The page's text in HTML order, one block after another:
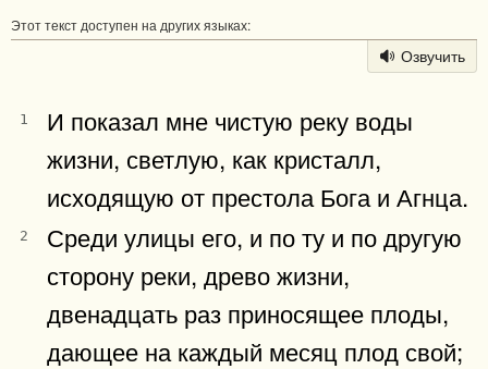
Этот текст доступен на других языках:
Озвучить
1
И показал мне чистую реку воды
жизни, светлую, как кристалл,
исходящую от престола Бога и Агнца.
2
Среди улицы его, и по ту и по другую
сторону реки, древо жизни,
двенадцать раз приносящее плоды,
дающее на каждый месяц плод свой;